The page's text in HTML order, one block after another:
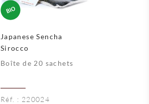
Japanese Sencha
Sirocco
Boîte de 20 sachets
Réf. : 220024